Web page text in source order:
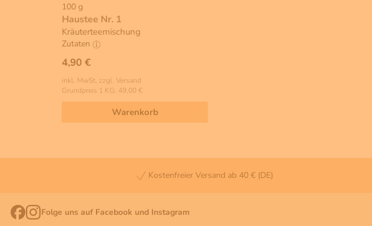
100 g
Haustee Nr. 1
Kräuterteemischung
Zutaten
4,90 €
inkl. MwSt, zzgl. Versand
Grundpreis 1 KG: 49,00 €
Warenkorb
Kostenfreier Versand ab 40 € (DE)
Folge uns auf Facebook und Instagram